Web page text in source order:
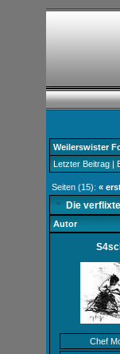
Weilerswister
Letzter Beitrag |
Seiten (15): «
Die
Autor
Chef